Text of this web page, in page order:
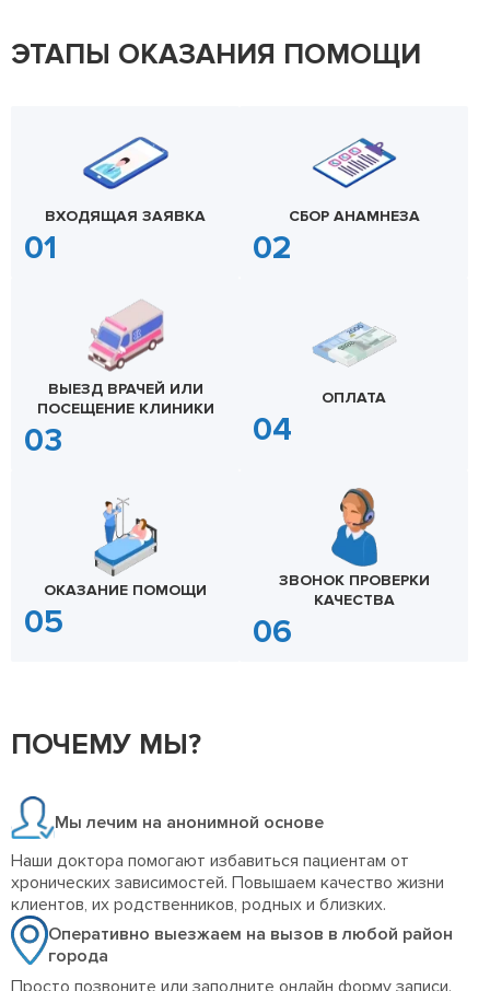
ЭТАПЫ ОКАЗАНИЯ ПОМОЩИ
ВХОДЯЩАЯ ЗАЯВКА СБОР АНАМНЕЗА
ВЫЕЗД ВРАЧЕЙ ИЛИ
ПОСЕЩЕНИЕ КЛИНИКИ
ОПЛАТА
ОКАЗАНИЕ ПОМОЩИ
ЗВОНОК ПРОВЕРКИ
КАЧЕСТВА
ПОЧЕМУ МЫ?
Мы лечим на анонимной основе
Наши доктора помогают избавиться пациентам от
хронических зависимостей. Повышаем качество жизни
клиентов, их родственников, родных и близких.
Оперативно выезжаем на вызов в любой район
города
Просто позвоните или заполните онлайн форму записи.